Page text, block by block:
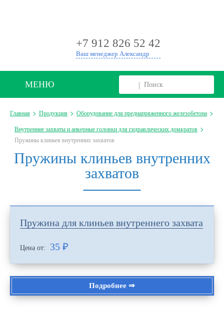
+7 912 826 52 42
Ваш менеджер Александр
МЕНЮ
Главная Продукция Оборудование для преднапряженного железобетона
Внутренние захваты и анкерные головки для гидравлических домкратов
Пружины клиньев внутренних захватов
Пружины клиньев внутренних
захватов
Пружина для клиньев внутреннего захвата
Цена от: 35 ₽
Подробнее ⇒